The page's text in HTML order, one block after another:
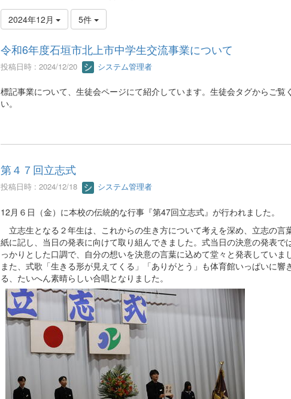
2024年12月 5件
令和6年度石垣市北上市中学生交流事業について
投稿日時 : 2024/12/20 システム管理者
標記事業について、生徒会ページにて紹介しています。生徒会タグからご覧
い。
第４７回立志式
投稿日時 : 2024/12/18 システム管理者
12月６日（金）に本校の伝統的な行事『第47回立志式』が行われました。
立志生となる２年生は、これからの生き方について考えを深め、立志の言
紙に記し、当日の発表に向けて取り組んできました。式当日の決意の発表で
っかりとした口調で、自分の想いを決意の言葉に込めて堂々と発表していま
また、式歌「生きる形が見えてくる」「ありがとう」も体育館いっぱいに響
る、たいへん素晴らしい合唱となりました。